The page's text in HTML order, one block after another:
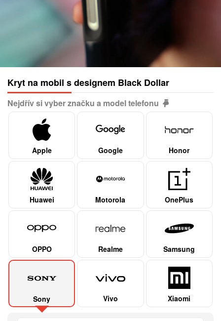
Kryt na mobil s designem Black Dollar
Nejdřív si vyber značku a model telefonu
Apple Google Honor
Huawei Motorola OnePlus
OPPO Realme Samsung
Sony Vivo Xiaomi